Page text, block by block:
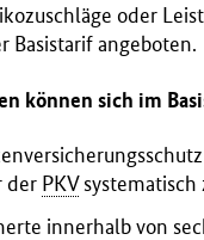
oder
angeboten.
können sich im
der PKVsystematisch
innerhalb von